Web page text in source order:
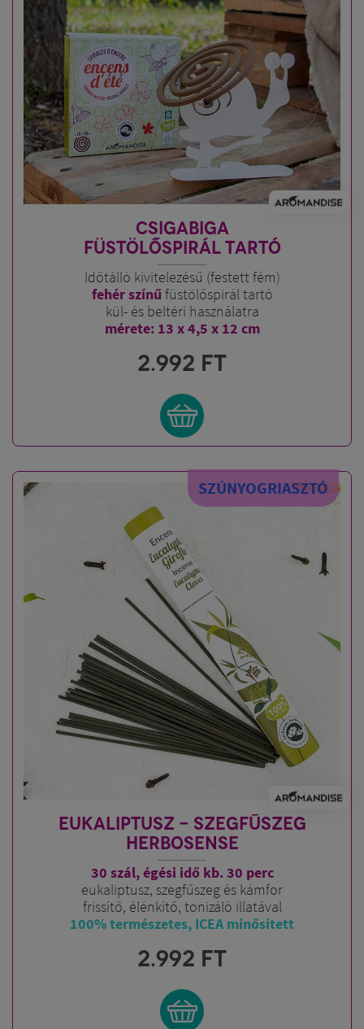
CSIGABIGA
FÜSTÖLŐSPIRÁL TARTÓ
Időtálló kivitelezésű (festett fém)
fehér színű füstölőspirál tartó
kül- és beltéri használatra
mérete: 13 x 4,5 x 12 cm
2.992 FT
SZÚNYOGRIASZTÓ
EUKALIPTUSZ - SZEGFŰSZEG
HERBOSENSE
30 szál, égési idő kb. 30 perc
eukaliptusz, szegfűszeg és kámfor
frissítő, élénkítő, tonizáló illatával
100% természetes, ICEA minősített
2.992 FT